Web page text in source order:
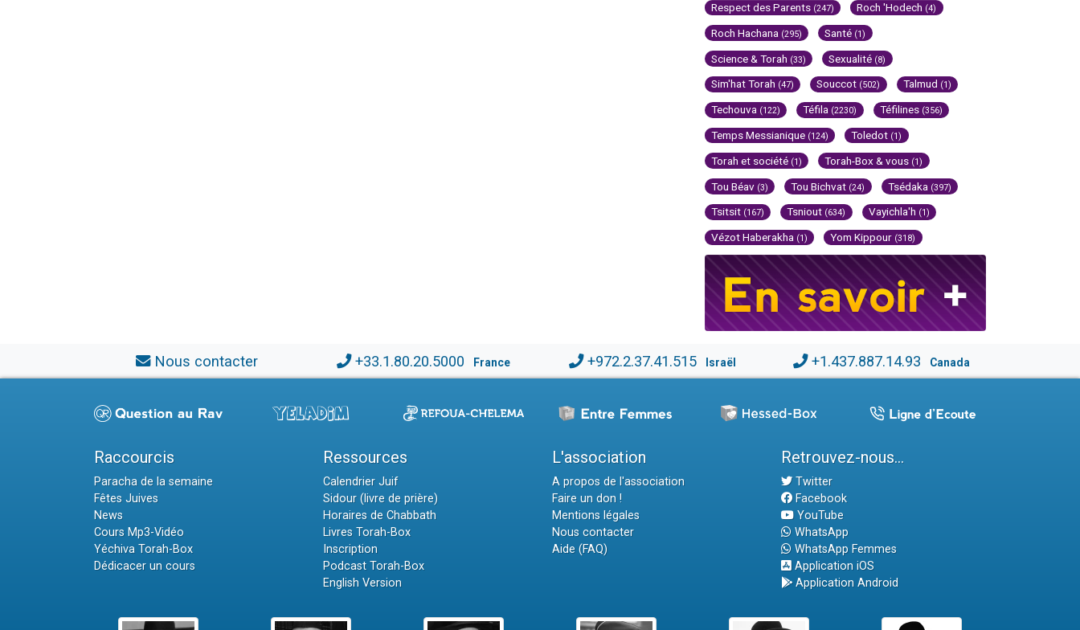
Respect des Parents (247) Roch 'Hodech (4)
Roch Hachana (295) Santé (1)
Science & Torah (33) Sexualité (8)
Sim'hat Torah (47) Souccot (502) Talmud (1)
Techouva (122) Téfila (2230) Téfilines (356)
Temps Messianique (124) Toledot (1)
Torah et société (1) Torah-Box & vous (1)
Tou Béav (3) Tou Bichvat (24) Tsédaka (397)
Tsitsit (167) Tsniout (634) Vayichla'h (1)
Vézot Haberakha (1) Yom Kippour (318)
Nous contacter +33.1.80.20.5000 France +972.2.37.41.515 Israël +1.437.887.14.93 Canada
Raccourcis
Paracha de la semaine
Fêtes Juives
News
Cours Mp3-Vidéo
Yéchiva Torah-Box
Dédicacer un cours
Ressources
Calendrier Juif
Sidour (livre de prière)
Horaires de Chabbath
Livres Torah-Box
Inscription
Podcast Torah-Box
English Version
L'association
A propos de l'association
Faire un don !
Mentions légales
Nous contacter
Aide (FAQ)
Retrouvez-nous...
Twitter
Facebook
YouTube
WhatsApp
WhatsApp Femmes
Application iOS
Application Android